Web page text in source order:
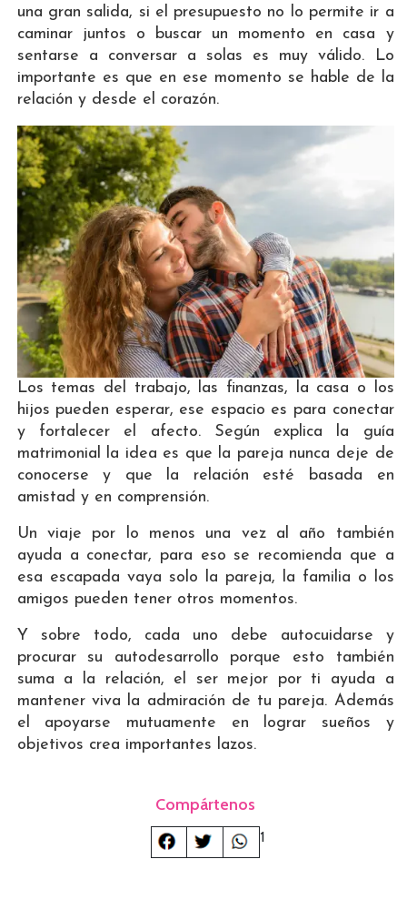
una gran salida, si el presupuesto no lo permite ir a
caminar juntos o buscar un momento en casa y
sentarse a conversar a solas es muy válido. Lo
importante es que en ese momento se hable de la
relación y desde el corazón.
Los temas del trabajo, las finanzas, la casa o los
hijos pueden esperar, ese espacio es para conectar
y fortalecer el afecto. Según explica la guía
matrimonial la idea es que la pareja nunca deje de
conocerse y que la relación esté basada en
amistad y en comprensión.
Un viaje por lo menos una vez al año también
ayuda a conectar, para eso se recomienda que a
esa escapada vaya solo la pareja, la familia o los
amigos pueden tener otros momentos.
Y sobre todo, cada uno debe autocuidarse y
procurar su autodesarrollo porque esto también
suma a la relación, el ser mejor por ti ayuda a
mantener viva la admiración de tu pareja. Además
el apoyarse mutuamente en lograr sueños y
objetivos crea importantes lazos.
Compártenos
1